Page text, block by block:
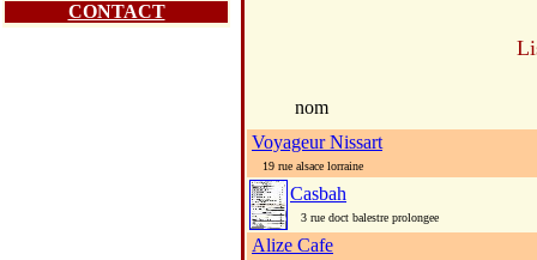
CONTACT
nom
Voyageur Nissart
19 rue alsace lorraine
Casbah
3 rue doct balestre prolongee
Alize Cafe